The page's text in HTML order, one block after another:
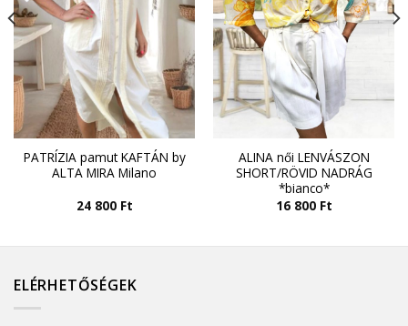
PATRÍZIA pamut KAFTÁN by
ALTA MIRA Milano
24 800 Ft
ALINA női LENVÁSZON
SHORT/RÖVID NADRÁG
*bianco*
16 800 Ft
ELÉRHETŐSÉGEK